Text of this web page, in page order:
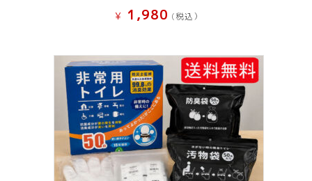
¥ 1,980 (税込）